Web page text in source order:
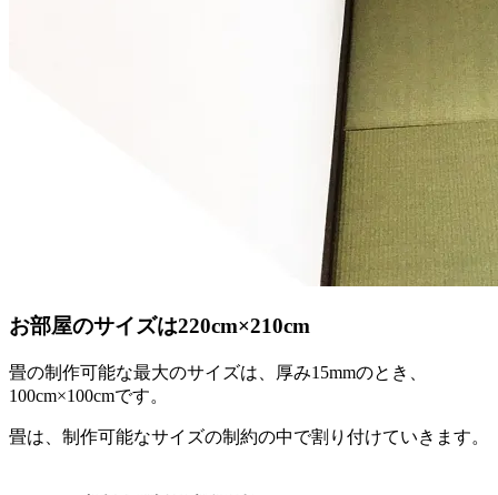
お部屋のサイズは220cm×210cm
畳の制作可能な最大のサイズは、厚み15mmのとき、
100cm×100cmです。
畳は、制作可能なサイズの制約の中で割り付けていきます。